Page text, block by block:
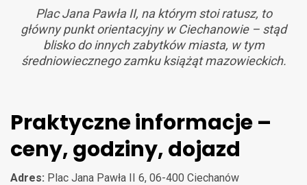
Plac Jana Pawła II, na którym stoi ratusz, to
główny punkt orientacyjny w Ciechanowie – stąd
blisko do innych zabytków miasta, w tym
średniowiecznego zamku książąt mazowieckich.
Praktyczne informacje –
ceny, godziny, dojazd
Adres: Plac Jana Pawła II 6, 06-400 Ciechanów